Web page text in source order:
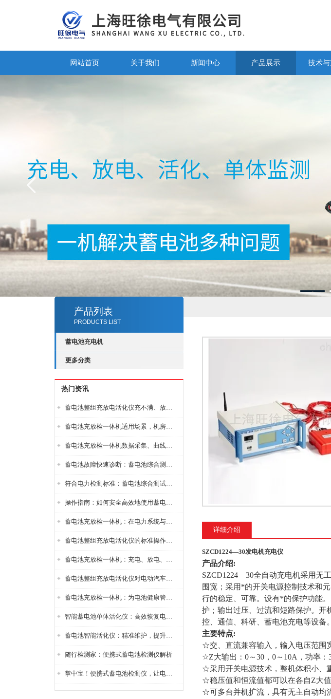
网站首页 关于我们 新闻中心 产品展示 技术
1
产品列表
PRODUCTS LIST
蓄电池充电机
更多分类
热门资讯
蓄电池整组充放电活化仪充不满、放不完怎么办？
蓄电池充放检一体机适用场景，机房基站变电站铅酸蓄电池维护检测应用
蓄电池充放检一体机数据采集、曲线分析与电池健康状态智能评估功能详解
蓄电池故障快速诊断：蓄电池综合测试仪判断落后电池的方法与标准
符合电力检测标准：蓄电池综合测试仪测试规范与精度校准方法详解
操作指南：如何安全高效地使用蓄电池智能活化仪？
蓄电池充放检一体机：在电力系统与储能设备中的创新应用，确保蓄电池性能与可靠性
蓄电池整组充放电活化仪的标准操作流程：从接线设置到充放电参数设定的安全规范
蓄电池充放检一体机：充电、放电、检测三功能集成设备
蓄电池整组充放电活化仪对电动汽车电池有帮助吗？
蓄电池充放检一体机：为电池健康管理提供一站式解决方案
智能蓄电池单体活化仪：高效恢复电池性能，延长蓄电池使用寿命
蓄电池智能活化仪：精准维护，提升电池健康状态
随行检测家：便携式蓄电池检测仪解析
掌中宝！便携式蓄电池检测仪，让电池检测变得简单又快捷！
详细介绍
SZCD1224—30发电机充电仪
产品介绍:
SZCD1224—30全自动充电机采用无
围宽；采用*的开关电源控制技术和
行的稳定、可靠。设有*的保护功能
护；输出过压、过流和短路保护。开
控、通信、科研、蓄电池充电等设备。
主要特点:
☆交、直流兼容输入，输入电压范围
☆Z大输出：0～30，0～10A，功率：
☆采用开关电源技术，整机体积小、
☆稳压值和恒流值都可以在各自Z大值
☆可多台并机扩流，具有无主自动均